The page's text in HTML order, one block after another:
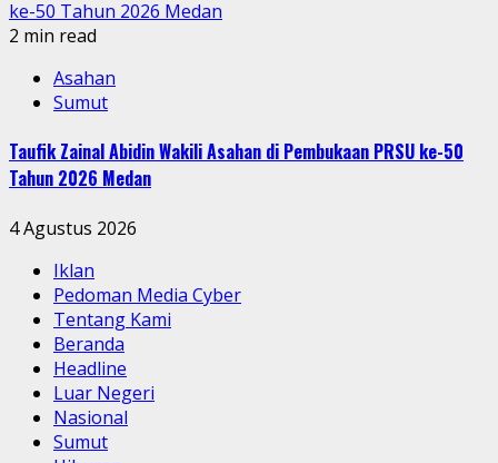
ke-50 Tahun 2026 Medan
2 min read
Asahan
Sumut
Taufik Zainal Abidin Wakili Asahan di Pembukaan PRSU ke-50
Tahun 2026 Medan
4 Agustus 2026
Iklan
Pedoman Media Cyber
Tentang Kami
Beranda
Headline
Luar Negeri
Nasional
Sumut